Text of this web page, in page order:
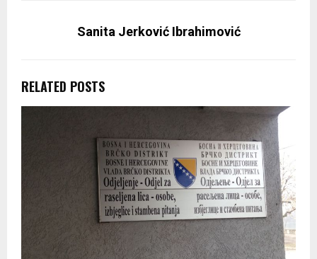
Sanita Jerković Ibrahimović
RELATED POSTS